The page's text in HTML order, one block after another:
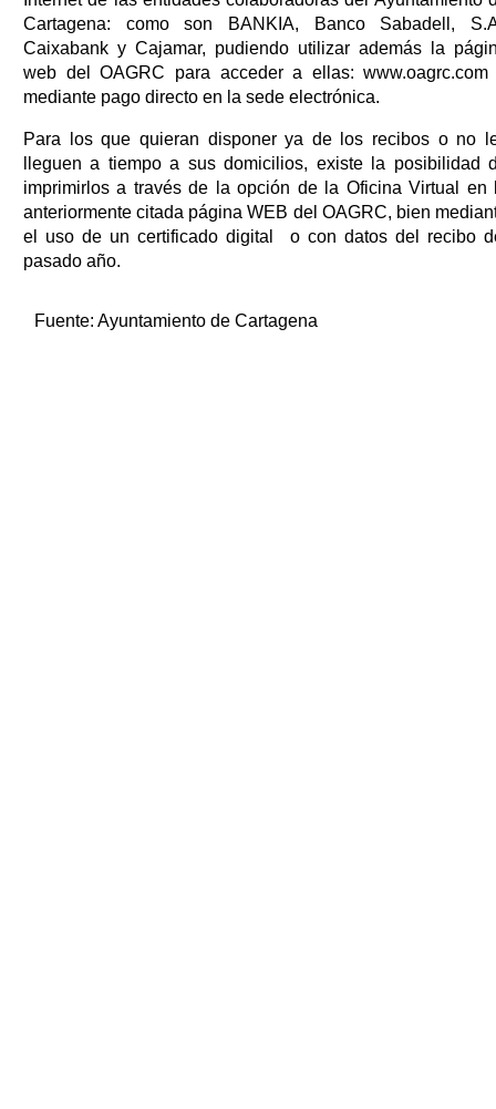
Cartagena: como son BANKIA, Banco Sabadell,
Caixabank y Cajamar, pudiendo utilizar además la
web del OAGRC para acceder a ellas: www.oagrc.com
mediante pago directo en la sede electrónica.
Para los que quieran disponer ya de los recibos o no
lleguen a tiempo a sus domicilios, existe la posibilidad
imprimirlos a través de la opción de la Oficina Virtual en
anteriormente citada página WEB del OAGRC, bien
el uso de un certificado digital o con datos del recibo
pasado año.
Fuente: Ayuntamiento de Cartagena